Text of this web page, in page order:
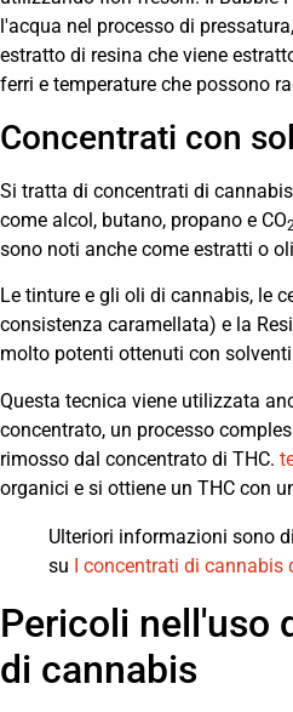
l'acqua nel processo di
estratto di resina che viene
ferri e temperature che possono
Concentrati con
Si tratta di concentrati di
come alcol, butano, propano e CO2
sono noti anche come estratti o
Le tinture e gli oli di cannabis, le
consistenza caramellata) e la
molto potenti ottenuti con
Questa tecnica viene utilizzata
concentrato, un processo
rimosso dal concentrato di THC.
organici e si ottiene un THC con
Ulteriori informazioni sono
su I concentrati di cannabis
Pericoli nell'uso
di cannabis